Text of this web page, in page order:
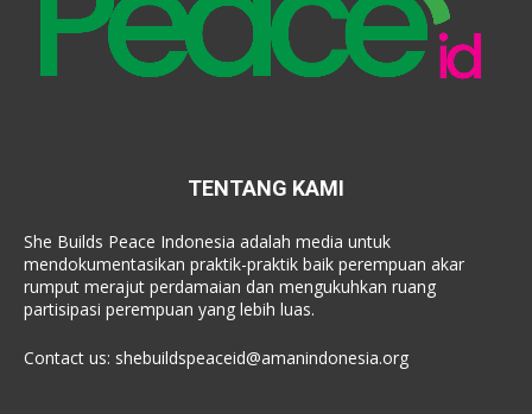
TENTANG KAMI
She Builds Peace Indonesia adalah media untuk
mendokumentasikan praktik-praktik baik perempuan akar
rumput merajut perdamaian dan mengukuhkan ruang
partisipasi perempuan yang lebih luas.
Contact us: shebuildspeaceid@amanindonesia.org